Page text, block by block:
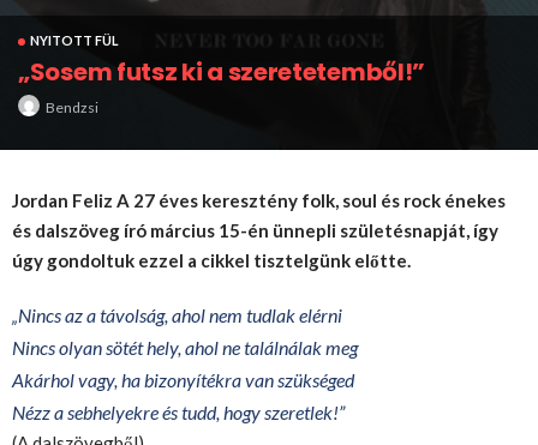
NYITOTT FÜL
„Sosem futsz ki a szeretetemből!”
Bendzsi
Jordan Feliz A 27 éves keresztény folk, soul és rock énekes
és dalszöveg író március 15-én ünnepli születésnapját, így
úgy gondoltuk ezzel a cikkel tisztelgünk előtte.
„Nincs az a távolság, ahol nem tudlak elérni
Nincs olyan sötét hely, ahol ne találnálak meg
Akárhol vagy, ha bizonyítékra van szükséged
Nézz a sebhelyekre és tudd, hogy szeretlek!”